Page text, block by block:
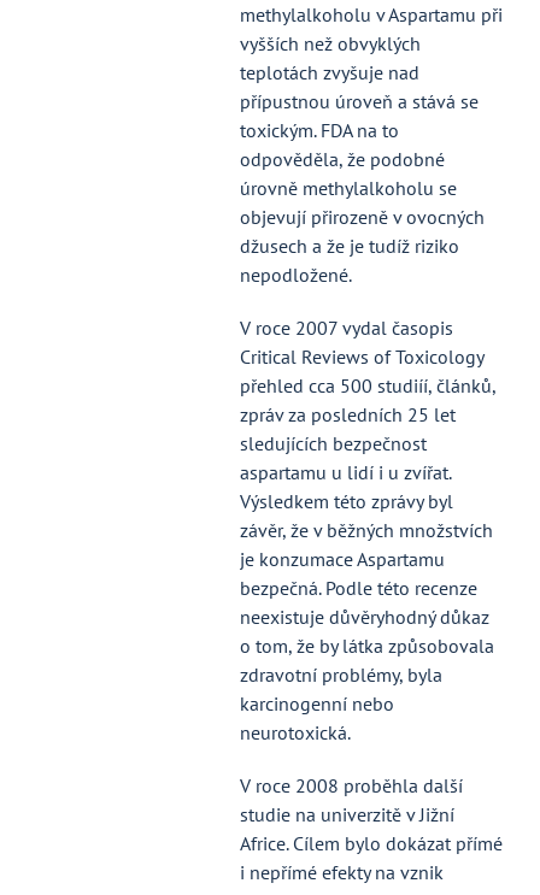
methylalkoholu v Aspartamu při
vyšších než obvyklých
teplotách zvyšuje nad
přípustnou úroveň a stává se
toxickým. FDA na to
odpověděla, že podobné
úrovně methylalkoholu se
objevují přirozeně v ovocných
džusech a že je tudíž riziko
nepodložené.
V roce 2007 vydal časopis
Critical Reviews of Toxicology
přehled cca 500 studiíí, článků,
zpráv za posledních 25 let
sledujících bezpečnost
aspartamu u lidí i u zvířat.
Výsledkem této zprávy byl
závěr, že v běžných množstvích
je konzumace Aspartamu
bezpečná. Podle této recenze
neexistuje důvěryhodný důkaz
o tom, že by látka způsobovala
zdravotní problémy, byla
karcinogenní nebo
neurotoxická.
V roce 2008 proběhla další
studie na univerzitě v Jižní
Africe. Cílem bylo dokázat přímé
i nepřímé efekty na vznik